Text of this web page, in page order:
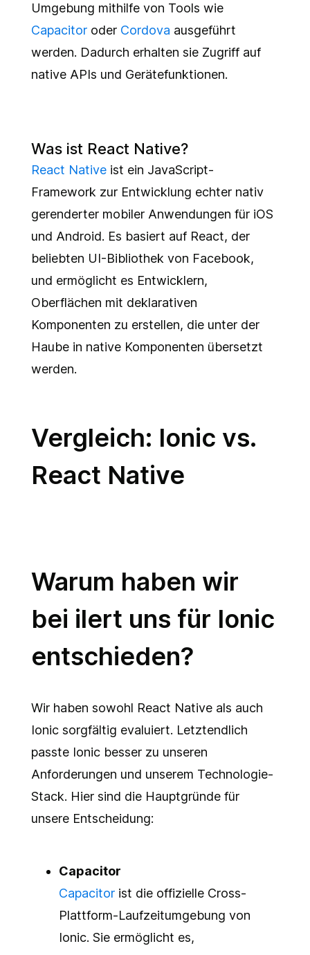
Umgebung mithilfe von Tools wie
Capacitor oder Cordova ausgeführt
werden. Dadurch erhalten sie Zugriff auf
native APIs und Gerätefunktionen.
Was ist React Native?
React Native ist ein JavaScript-
Framework zur Entwicklung echter nativ
gerenderter mobiler Anwendungen für iOS
und Android. Es basiert auf React, der
beliebten UI-Bibliothek von Facebook,
und ermöglicht es Entwicklern,
Oberflächen mit deklarativen
Komponenten zu erstellen, die unter der
Haube in native Komponenten übersetzt
werden.
Vergleich: Ionic vs.
React Native
Warum haben wir
bei ilert uns für Ionic
entschieden?
Wir haben sowohl React Native als auch
Ionic sorgfältig evaluiert. Letztendlich
passte Ionic besser zu unseren
Anforderungen und unserem Technologie-
Stack. Hier sind die Hauptgründe für
unsere Entscheidung:
Capacitor
Capacitor ist die offizielle Cross-
Plattform-Laufzeitumgebung von
Ionic. Sie ermöglicht es,